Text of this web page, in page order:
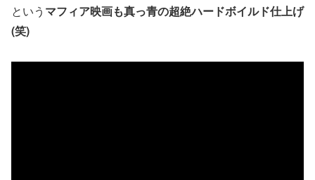
という マフィア映画も真っ青の超絶ハードボイルド仕上げ
(笑)